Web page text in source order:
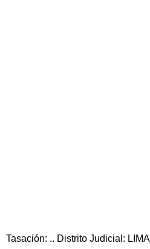
Tasación: .. Distrito Judicial: